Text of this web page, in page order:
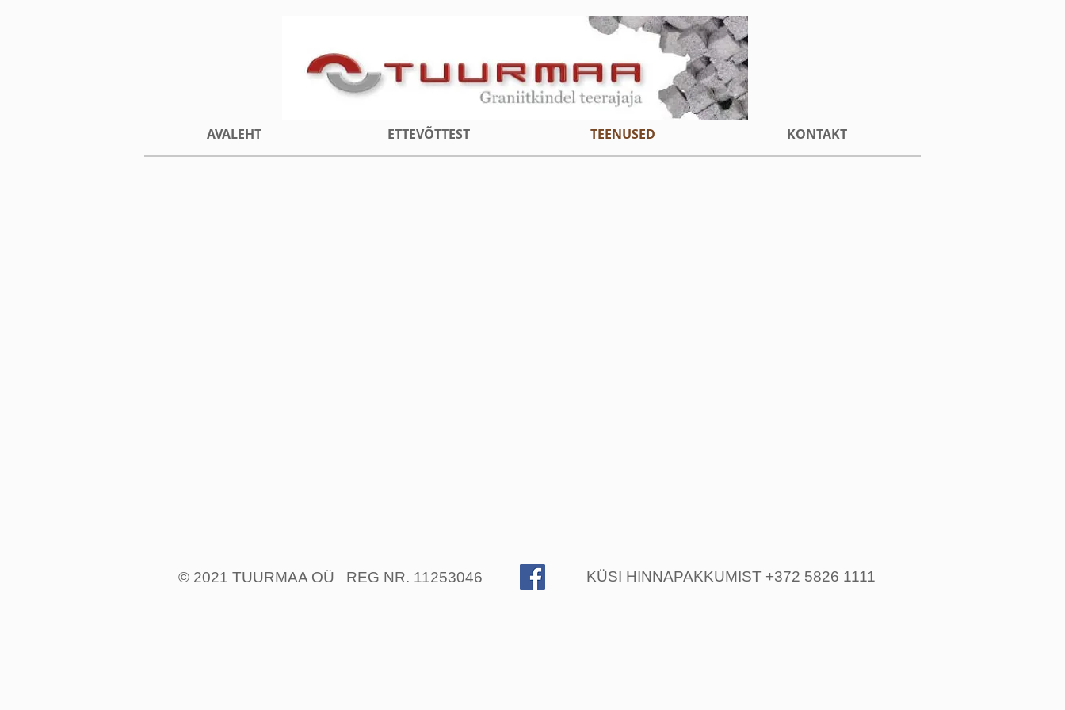
AVALEHT ETTEVÕTTEST TEENUSED KONTAKT
© 2021 TUURMAA OÜ REG NR. 11253046 KÜSI HINNAPAKKUMIST +372 5826 1111